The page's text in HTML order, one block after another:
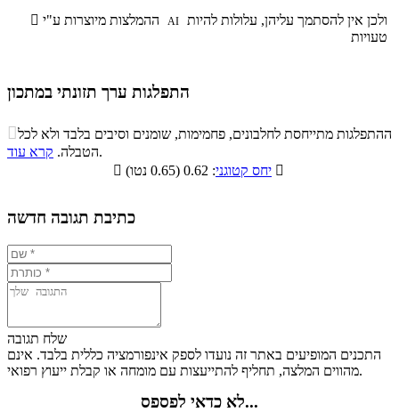
 AI
טעויות
התפלגות ערך תזונתי במתכון
התפלגות ערך תזונתי במתכון
סיבים
תזונתיים
שומנים חלבונים
22.1%
ההתפלגות מתייחסת לחלבונים, פחמימות, שומנים וסיבים בלבד ולא לכל
הטבלה. קרא עוד
.

יחס קטוגני 
כתיבת תגובה חדשה
שלח תגובה
התכנים המופיעים באתר זה נועדו לספק אינפורמציה כללית בלבד. אינם
מהווים המלצה, תחליף להתייעצות עם מומחה או קבלת ייעוץ רפואי.
לא כדאי לפספס...